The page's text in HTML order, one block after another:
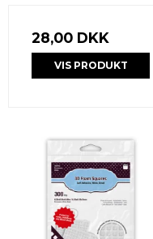
28,00 DKK
VIS PRODUKT